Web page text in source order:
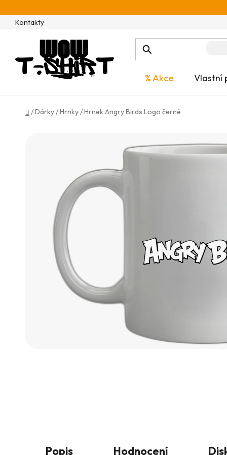
na
obsahKontakty
% Akce Vlastní
Domů
/Dárky/Hrnky/Hrnek Angry Birds Logo černé
Popis Hodnocení